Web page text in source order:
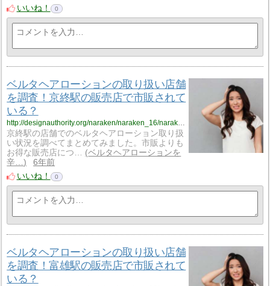
いいね！
0
ベルタヘアローションの取り扱い店舗
を調査！京終駅の販売店で市販されて
いる？
http://designauthority.org/naraken/naraken_16/naraken_16_vriku13/
京終駅の店舗でのベルタヘアローション取り扱
い状況を調べてまとめてみました。市販よりも
お得な販売店につ…
ベルタヘアローションを
辛…
6年前
いいね！
0
ベルタヘアローションの取り扱い店舗
を調査！富雄駅の販売店で市販されて
いる？